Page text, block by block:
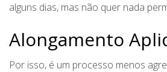
alguns dias, mas não quer nada
Alongamento
Por isso, é um processo menos